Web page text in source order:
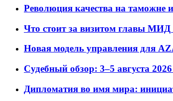
Революция качества на таможне
Что стоит за визитом главы
Новая модель управления для
Судебный обзор: 3–5 августа 2026
Дипломатия во имя мира: